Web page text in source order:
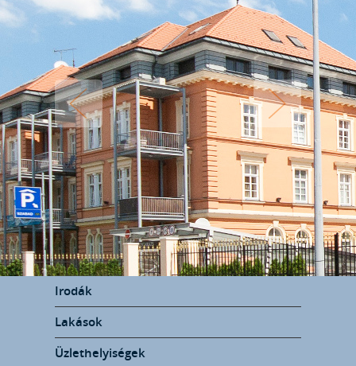
Irodák
Lakások
Üzlethelyiségek